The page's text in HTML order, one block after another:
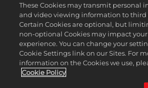
©2026 Take-Two Interactive Software, Inc.
Sviluppato da Hangar 13. Mafia, Take-Two
Hangar 13 e i rispettivi loghi sono marchi
These Cookies may transmit personal
and video viewing information to third
Certain Cookies are optional, but
non-optional Cookies may impact
experience. You can change your
Cookie Settings link on our Sites. For
information on the Cookies we use,
Cookie Policy